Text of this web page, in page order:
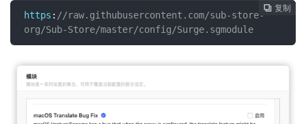
 复制
 复制
 复制
 复制
 复制
https : //raw.githubusercontent.com/sub-store-
org/Sub-Store/master/config/Surge.sgmodule